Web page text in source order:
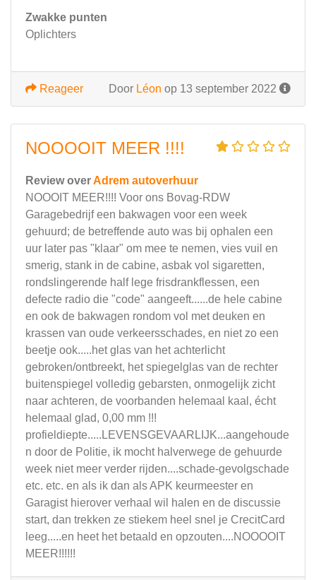
Zwakke punten
Oplichters
Door Léon op 13 september 2022
Reageer
NOOOOIT MEER !!!!
Review overAdrem autoverhuur
NOOOIT MEER!!!! Voor ons Bovag-RDW
Garagebedrijf een bakwagen voor een week
gehuurd; de betreffende auto was bij ophalen een
uur later pas "klaar" om mee te nemen, vies vuil en
smerig, stank in de cabine, asbak vol sigaretten,
rondslingerende half lege frisdrankflessen, een
defecte radio die "code" aangeeft......de hele cabine
en ook de bakwagen rondom vol met deuken en
krassen van oude verkeersschades, en niet zo een
beetje ook.....het glas van het achterlicht
gebroken/ontbreekt, het spiegelglas van de rechter
buitenspiegel volledig gebarsten, onmogelijk zicht
naar achteren, de voorbanden helemaal kaal, écht
helemaal glad, 0,00 mm !!!
profieldiepte.....LEVENSGEVAARLIJK...aangehoude
n door de Politie, ik mocht halverwege de gehuurde
week niet meer verder rijden....schade-gevolgschade
etc. etc. en als ik dan als APK keurmeester en
Garagist hierover verhaal wil halen en de discussie
start, dan trekken ze stiekem heel snel je CrecitCard
leeg.....en heet het betaald en opzouten....NOOOOIT
MEER!!!!!!